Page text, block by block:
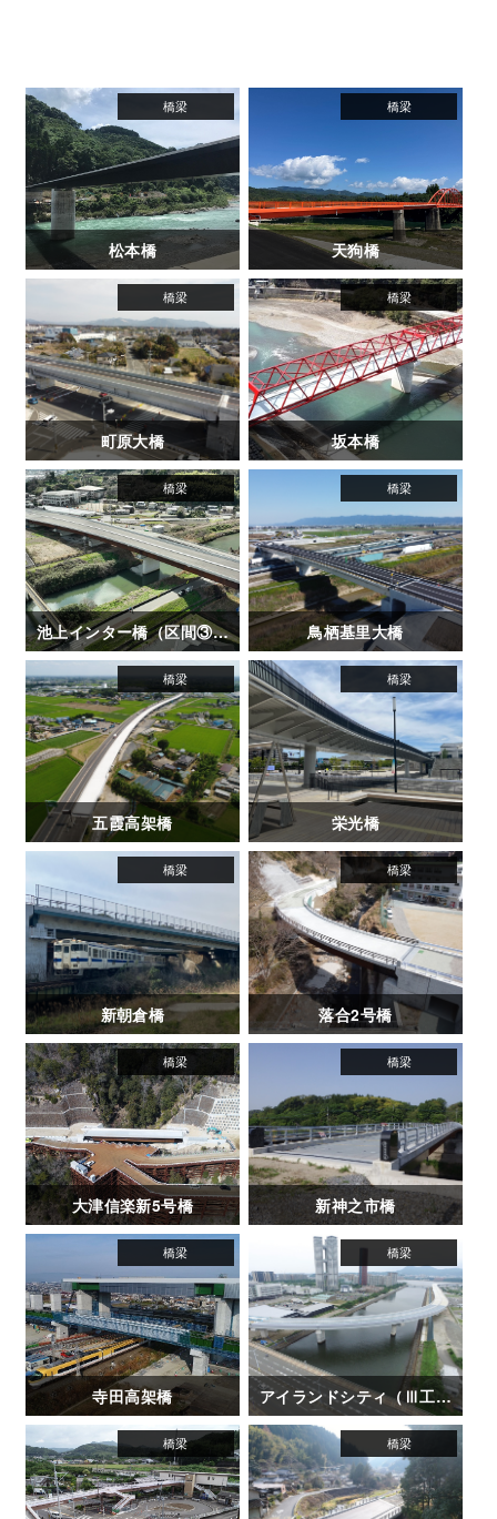
松本橋 天狗橋
町原大橋 坂本橋
池上インター橋（区間③-1） 鳥栖基里大橋
五霞高架橋 栄光橋
新朝倉橋 落合2号橋
大津信楽新5号橋 新神之市橋
寺田高架橋 アイランドシティ（Ⅲ工区）